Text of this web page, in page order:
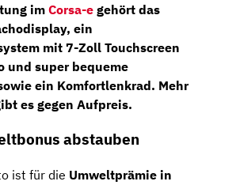
im Corsa-e gehört das
ein
mit 7-Zoll Touchscreen
und super bequeme
ein Komfortlenkrad. Mehr
es gegen Aufpreis.
abstauben
ist für die Umweltprämie in